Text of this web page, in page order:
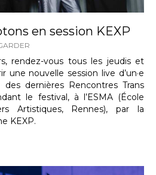
en session KEXP
rendez-vous tous les jeudis et
une nouvelle session live d’un·e
dernières Rencontres Trans
le festival, à l’ESMA (École
Artistiques, Rennes), par la
KEXP.